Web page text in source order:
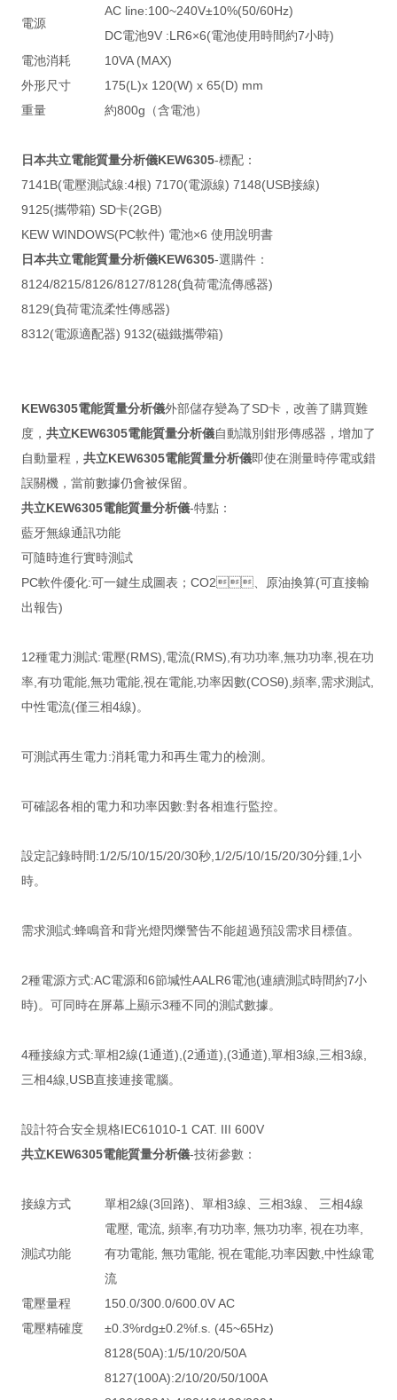
電源
AC line:100~240V±10%(50/60Hz)
DC電池9V :LR6×6(電池使用時間約7小時)
電池消耗
10VA (MAX)
外形尺寸
175(L)x 120(W) x 65(D) mm
重量
約800g（含電池）
日本共立電能質量分析儀KEW6305-標配：
7141B(電壓測試線:4根) 7170(電源線) 7148(USB接線)
9125(攜帶箱) SD卡(2GB)
KEW WINDOWS(PC軟件) 電池×6 使用說明書
日本共立電能質量分析儀KEW6305-選購件：
8124/8215/8126/8127/8128(負荷電流傳感器)
8129(負荷電流柔性傳感器)
8312(電源適配器) 9132(磁鐵攜帶箱)
KEW6305電能質量分析儀外部儲存變為了SD卡，改善了購買難
度， 共立KEW6305電能質量分析儀自動識別鉗形傳感器，增加了
自動量程， 共立KEW6305電能質量分析儀即使在測量時停電或錯
誤關機，當前數據仍會被保留。
共立KEW6305電能質量分析儀-特點：
藍牙無線通訊功能
可隨時進行實時測試
PC軟件優化:可一鍵生成圖表；CO2、原油換算(可直接輸
出報告)
12種電力測試:電壓(RMS),電流(RMS),有功功率,無功功率,視在功
率,有功電能,無功電能,視在電能,功率因數(COSθ),頻率,需求測試,
中性電流(僅三相4線)。
可測試再生電力:消耗電力和再生電力的檢測。
可確認各相的電力和功率因數:對各相進行監控。
設定記錄時間:1/2/5/10/15/20/30秒,1/2/5/10/15/20/30分鍾,1小
時。
需求測試:蜂鳴音和背光燈閃爍警告不能超過預設需求目標值。
2種電源方式:AC電源和6節堿性AALR6電池(連續測試時間約7小
時)。可同時在屏幕上顯示3種不同的測試數據。
4種接線方式:單相2線(1通道),(2通道),(3通道),單相3線,三相3線,
三相4線,USB直接連接電腦。
設計符合安全規格IEC61010-1 CAT. III 600V
共立KEW6305電能質量分析儀-技術參數：
接線方式 單相2線(3回路)、單相3線、三相3線、 三相4線
測試功能
電壓, 電流, 頻率,有功功率, 無功功率, 視在功率,
有功電能, 無功電能, 視在電能,功率因數,中性線電
流
電壓量程
150.0/300.0/600.0V AC
電壓精確度
±0.3%rdg±0.2%f.s. (45~65Hz)
8128(50A):1/5/10/20/50A
8127(100A):2/10/20/50/100A